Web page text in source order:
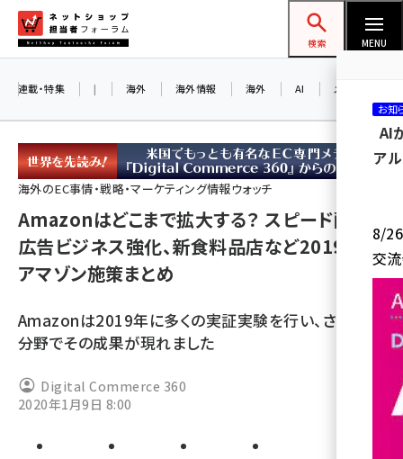
ン
ネットショップ担当者フォーラム
検索 MENU
yahoo (1900)
楽天 (1871)
アスクル (1119)
ビィ・フォアード (773)
連載・特集 | 海外 海外情報 海外 AI メタバース
海外のEC事情・戦略・マーケティング情報ウォッチ
Amazonはどこまで拡大する？ スピード配送、
広告ビジネス強化、新食料品店など2019年の
アマゾン施策まとめ
Amazonは2019年に多くの実証実験を行い、さまざま
分野でその成果が現れました
Digital Commerce 360
2020年1月9日 8:00
お知
AI
ア
8/26
交